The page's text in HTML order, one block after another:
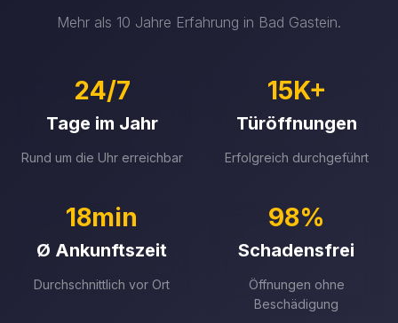
Mehr als 10 Jahre Erfahrung in Bad Gastein.
24/7
Tage im Jahr
Rund um die Uhr erreichbar
15K+
Türöffnungen
Erfolgreich durchgeführt
18min
Ø Ankunftszeit
Durchschnittlich vor Ort
98%
Schadensfrei
Öffnungen ohne
Beschädigung